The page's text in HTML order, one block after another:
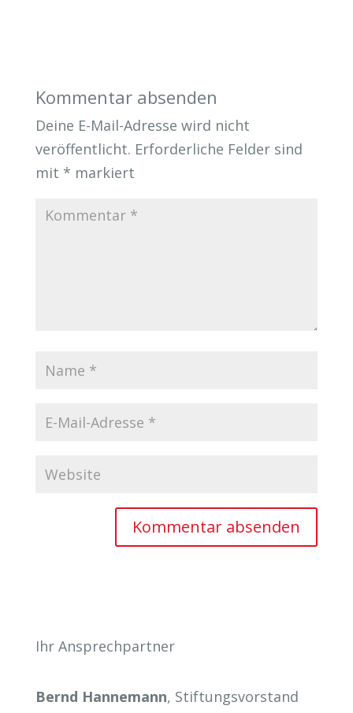
Kommentar absenden
Deine E-Mail-Adresse wird nicht
veröffentlicht. Erforderliche Felder sind
mit * markiert
Ihr Ansprechpartner
Bernd Hannemann, Stiftungsvorstand